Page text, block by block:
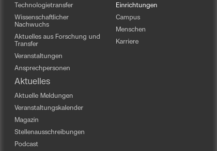
Technologietransfer
Wissenschaftlicher
Nachwuchs
Aktuelles aus Forschung und
Transfer
Veranstaltungen
Ansprechpersonen
Einrichtungen
Campus
Menschen
Karriere
Aktuelles
Aktuelle Meldungen
Veranstaltungskalender
Magazin
Stellenausschreibungen
Podcast